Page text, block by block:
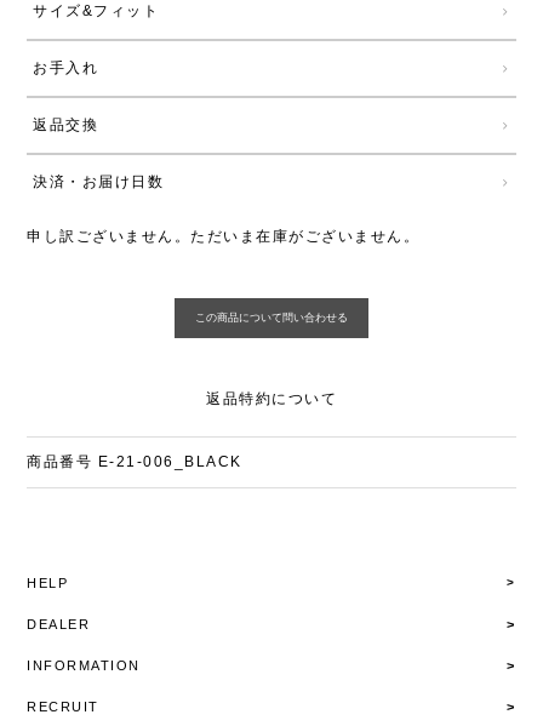
サイズ&フィット
お手入れ
返品交換
決済・お届け日数
申し訳ございません。ただいま在庫がございません。
返品特約について
商品番号 E-21-006_BLACK
HELP
DEALER
INFORMATION
RECRUIT